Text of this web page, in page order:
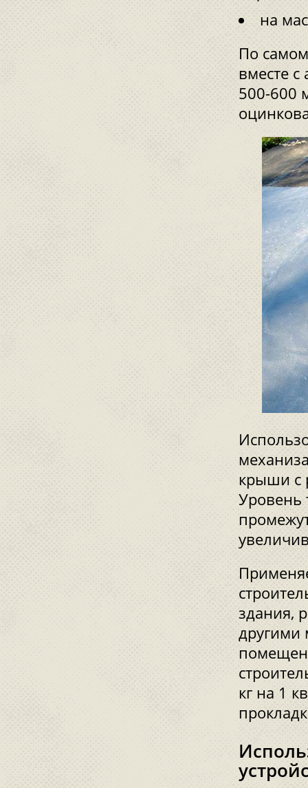
на
По
вместе
500-600
крыши с
Уровень
здания,
другими
кг на 1